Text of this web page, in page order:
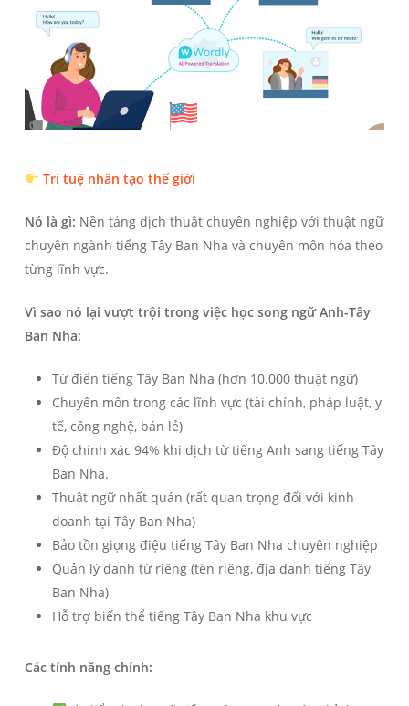
Trí tuệ nhân tạo thế giới
Nó là gì: Nền tảng dịch thuật chuyên nghiệp với thuật ngữ
chuyên ngành tiếng Tây Ban Nha và chuyên môn hóa theo
từng lĩnh vực.
Vì sao nó lại vượt trội trong việc học song ngữ Anh-Tây
Ban Nha:
Từ điển tiếng Tây Ban Nha (hơn 10.000 thuật ngữ)
Chuyên môn trong các lĩnh vực (tài chính, pháp luật, y
tế, công nghệ, bán lẻ)
Độ chính xác 94% khi dịch từ tiếng Anh sang tiếng Tây
Ban Nha.
Thuật ngữ nhất quán (rất quan trọng đối với kinh
doanh tại Tây Ban Nha)
Bảo tồn giọng điệu tiếng Tây Ban Nha chuyên nghiệp
Quản lý danh từ riêng (tên riêng, địa danh tiếng Tây
Ban Nha)
Hỗ trợ biến thể tiếng Tây Ban Nha khu vực
Các tính năng chính: